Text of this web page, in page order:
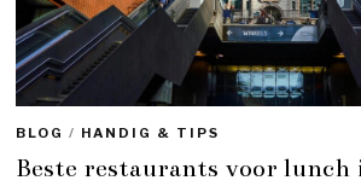
BLOG / HANDIG & TIPS
Beste restaurants voor